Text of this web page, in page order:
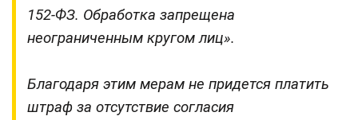
152-ФЗ. Обработка запрещена
неограниченным кругом лиц».
Благодаря этим мерам не придется платить
штраф за отсутствие согласия